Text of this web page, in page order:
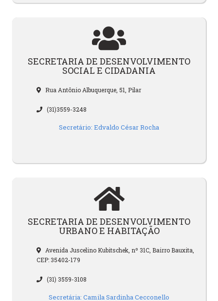
SECRETARIA DE DESENVOLVIMENTO
SOCIAL E CIDADANIA
Rua Antônio Albuquerque, 51, Pilar
(31)3559-3248
Secretário: Edvaldo César Rocha
SECRETARIA DE DESENVOLVIMENTO
URBANO E HABITAÇÃO
Avenida Juscelino Kubitschek, nº 31C, Bairro Bauxita,
CEP: 35402-179
(31) 3559-3108
Secretária: Camila Sardinha Cecconello